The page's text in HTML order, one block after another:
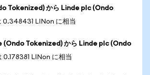
Tokenized) から Linde plc (Ondo
0.348431 LINon に相当
(Ondo Tokenized) から Linde plc (Ondo
0.178381 LINon に相当